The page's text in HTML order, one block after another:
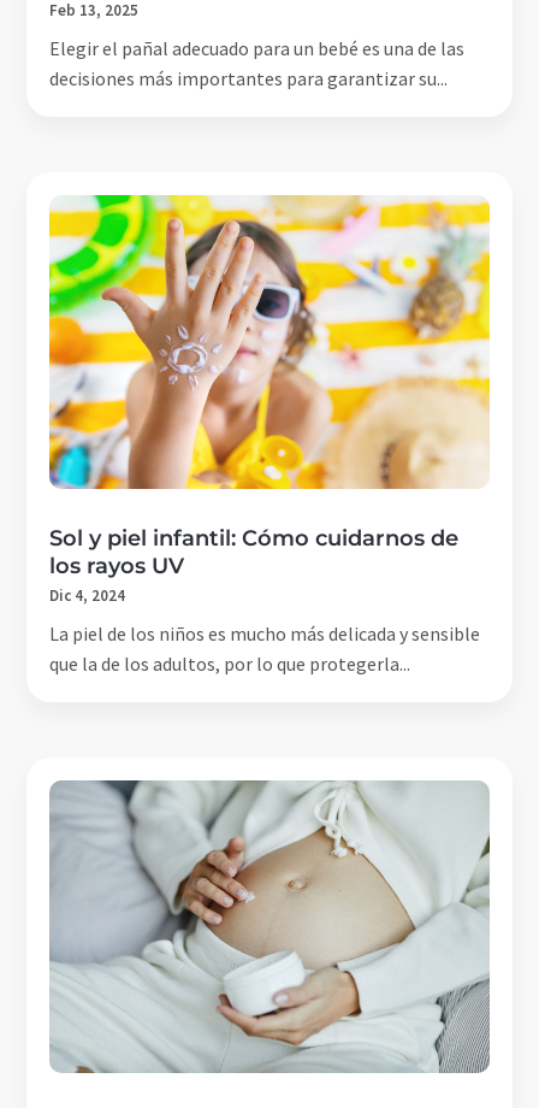
Feb 13, 2025
Elegir el pañal adecuado para un bebé es una de las
decisiones más importantes para garantizar su...
Sol y piel infantil: Cómo cuidarnos de
los rayos UV
Dic 4, 2024
La piel de los niños es mucho más delicada y sensible
que la de los adultos, por lo que protegerla...